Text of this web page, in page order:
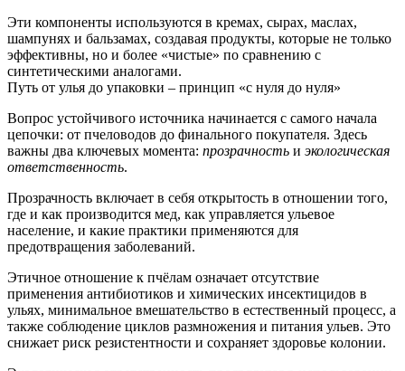
Эти компоненты используются в кремах, сырах, маслах,
шампунях и бальзамах, создавая продукты, которые не только
эффективны, но и более «чистые» по сравнению с
синтетическими аналогами.
Путь от улья до упаковки – принцип «с нуля до нуля»
Вопрос устойчивого источника начинается с самого начала
цепочки: от пчеловодов до финального покупателя. Здесь
важны два ключевых момента: прозрачность и экологическая
ответственность.
Прозрачность включает в себя открытость в отношении того,
где и как производится мед, как управляется ульевое
население, и какие практики применяются для
предотвращения заболеваний.
Этичное отношение к пчёлам означает отсутствие
применения антибиотиков и химических инсектицидов в
ульях, минимальное вмешательство в естественный процесс, а
также соблюдение циклов размножения и питания ульев. Это
снижает риск резистентности и сохраняет здоровье колонии.